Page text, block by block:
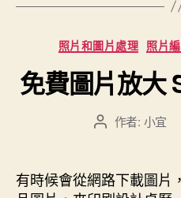
照片和圖片處理 照片
免費圖片放大
文
者
作者: 小宜
有時候會從網路下載圖片